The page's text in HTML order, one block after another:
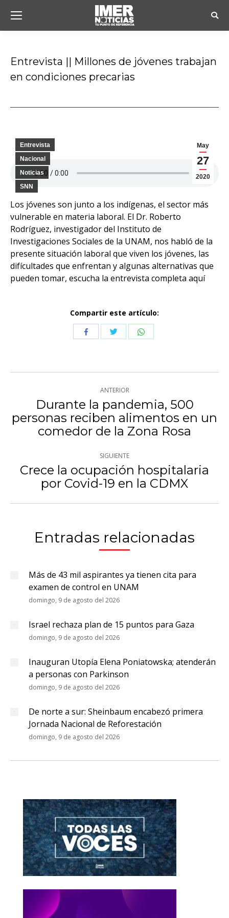
Entrevista || Millones de jóvenes trabajan
en condiciones precarias
May
27
2020
Entrevista
Nacional
Noticias
SNN
Los jóvenes son junto a los indígenas, el sector más
vulnerable en materia laboral. El Dr. Roberto
Rodríguez, investigador del Instituto de
Investigaciones Sociales de la UNAM, nos habló de la
presente situación laboral que viven los jóvenes, las
difícultades que enfrentan y algunas alternativas que
pueden tomar, escucha la entrevista completa aquí
Compartir este artículo:
CompartirCompartirCompartir
Navegación
entre
publicaciones
ANTERIOR
Publicación
anterior:
Durante la pandemia, 500
personas reciben alimentos en un
comedor de la Zona Rosa
SIGUIENTE
Publicación
siguiente:
Crece la ocupación hospitalaria
por Covid-19 en la CDMX
Entradas relacionadas
Más de 43 mil aspirantes ya tienen cita para
examen de control en UNAM
domingo, 9 de agosto del 2026
Israel rechaza plan de 15 puntos para Gaza
domingo, 9 de agosto del 2026
Inauguran Utopía Elena Poniatowska; atenderán
a personas con Parkinson
domingo, 9 de agosto del 2026
De norte a sur: Sheinbaum encabezó primera
Jornada Nacional de Reforestación
domingo, 9 de agosto del 2026